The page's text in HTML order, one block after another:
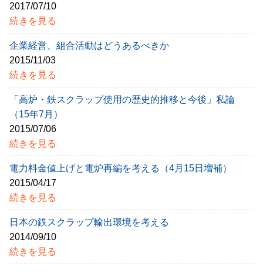
2017/07/10
続きを見る
企業経営、組合活動はどうあるべきか
2015/11/03
続きを見る
「高炉・鉄スクラップ使用の歴史的推移と今後」私論
（15年7月）
2015/07/06
続きを見る
電力料金値上げと電炉再編を考える（4月15日増補）
2015/04/17
続きを見る
日本の鉄スクラップ輸出環境を考える
2014/09/10
続きを見る